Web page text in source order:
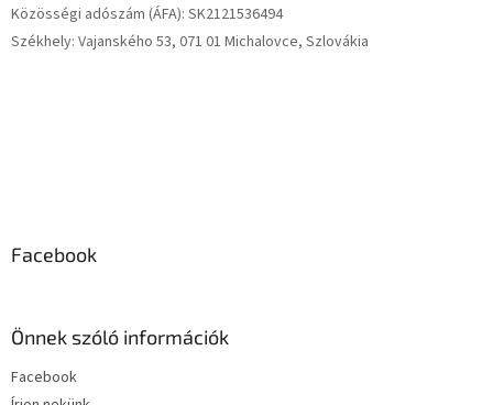
Közösségi adószám (ÁFA): SK2121536494
Székhely: Vajanského 53, 071 01 Michalovce, Szlovákia
Facebook
Önnek szóló információk
Facebook